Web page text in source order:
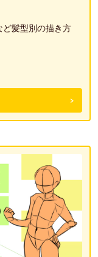
ど髪型別の描き方